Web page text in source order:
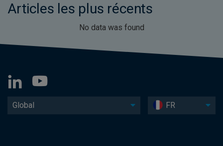
Articles les plus récents
No data was found
Global FR